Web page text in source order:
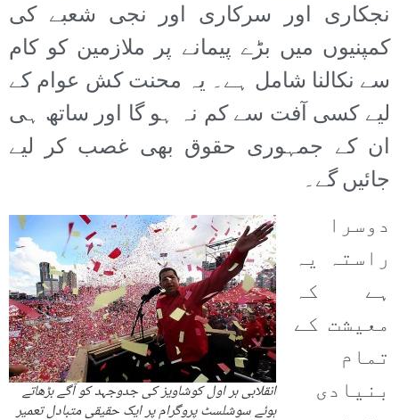
نجکاری اور سرکاری اور نجی شعبے کی
کمپنیوں میں بڑے پیمانے پر ملازمین کو کام
سے نکالنا شامل ہے۔ یہ محنت کش عوام کے
لیے کسی آفت سے کم نہ ہو گا اور ساتھ ہی
ان کے جمہوری حقوق بھی غصب کر لیے
جائیں گے۔
انقلابی ہر اول کوشاویز کی جدوجہد کو آگے بڑھاتے
ہوئے سوشلسٹ پروگرام پر ایک حقیقی متبادل تعمیر
دوسرا
راستہ یہ
ہے کہ
معیشت کے
تمام
بنیادی